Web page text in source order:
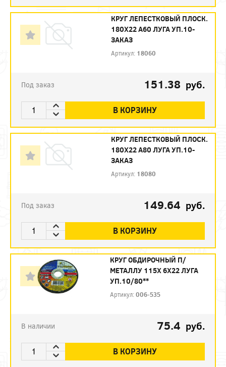
КРУГ ЛЕПЕСТКОВЫЙ ПЛОСК.
180Х22 А60 ЛУГА УП.10-
ЗАКАЗ
Артикул: 18060
Под заказ 151.38 руб.
В КОРЗИНУ
КРУГ ЛЕПЕСТКОВЫЙ ПЛОСК.
180Х22 А80 ЛУГА УП.10-
ЗАКАЗ
Артикул: 18080
Под заказ 149.64 руб.
В КОРЗИНУ
КРУГ ОБДИРОЧНЫЙ П/
МЕТАЛЛУ 115Х 6Х22 ЛУГА
УП.10/80**
Артикул:006-535
В наличии 75.4 руб.
В КОРЗИНУ